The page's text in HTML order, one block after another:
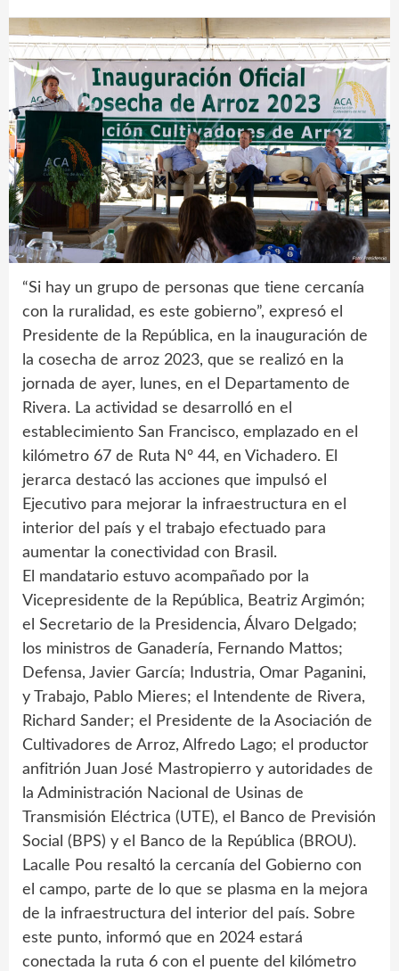
“Si hay un grupo de personas que tiene cercanía
con la ruralidad, es este gobierno”, expresó el
Presidente de la República, en la inauguración de
la cosecha de arroz 2023, que se realizó en la
jornada de ayer, lunes, en el Departamento de
Rivera. La actividad se desarrolló en el
establecimiento San Francisco, emplazado en el
kilómetro 67 de Ruta Nº 44, en Vichadero. El
jerarca destacó las acciones que impulsó el
Ejecutivo para mejorar la infraestructura en el
interior del país y el trabajo efectuado para
aumentar la conectividad con Brasil.
El mandatario estuvo acompañado por la
Vicepresidente de la República, Beatriz Argimón;
el Secretario de la Presidencia, Álvaro Delgado;
los ministros de Ganadería, Fernando Mattos;
Defensa, Javier García; Industria, Omar Paganini,
y Trabajo, Pablo Mieres; el Intendente de Rivera,
Richard Sander; el Presidente de la Asociación de
Cultivadores de Arroz, Alfredo Lago; el productor
anfitrión Juan José Mastropierro y autoridades de
la Administración Nacional de Usinas de
Transmisión Eléctrica (UTE), el Banco de Previsión
Social (BPS) y el Banco de la República (BROU).
Lacalle Pou resaltó la cercanía del Gobierno con
el campo, parte de lo que se plasma en la mejora
de la infraestructura del interior del país. Sobre
este punto, informó que en 2024 estará
conectada la ruta 6 con el puente del kilómetro